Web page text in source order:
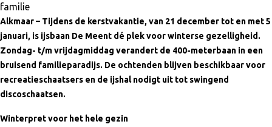
familie
Alkmaar – Tijdens de kerstvakantie, van 21 december tot en met 5
januari, is ijsbaan De Meent dé plek voor winterse gezelligheid.
Zondag- t/m vrijdagmiddag verandert de 400-meterbaan in een
bruisend familieparadijs. De ochtenden blijven beschikbaar voor
recreatieschaatsers en de ijshal nodigt uit tot swingend
discoschaatsen.
Winterpret voor het hele gezin